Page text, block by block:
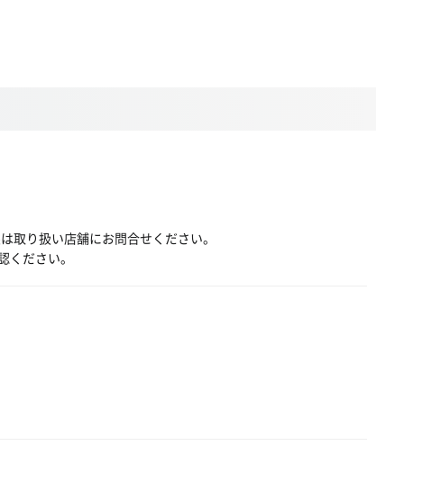
取り扱い店舗にお問合せください。
ださい。